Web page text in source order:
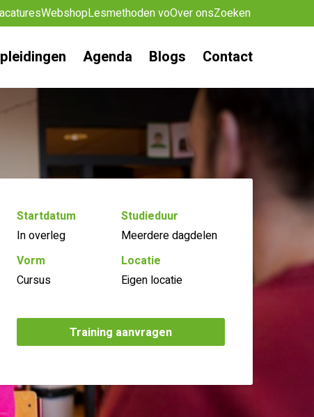
WebshopLesmethoden voOver onsZoeken
Agenda Blogs Contact
Startdatum
In overleg
Studieduur
Meerdere dagdelen
Vorm
Cursus
Locatie
Eigen locatie
Training aanvragen